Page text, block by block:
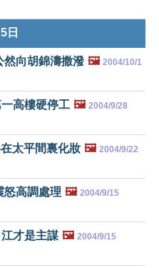
日
然向胡錦濤撒潑 🖼️ 2004/10/1
高樓硬停工 🖼️ 2004/9/28
太平間裏化妝 🖼️ 2004/9/22
怒高調處理 🖼️ 2004/9/15
才是主謀 🖼️ 2004/9/15